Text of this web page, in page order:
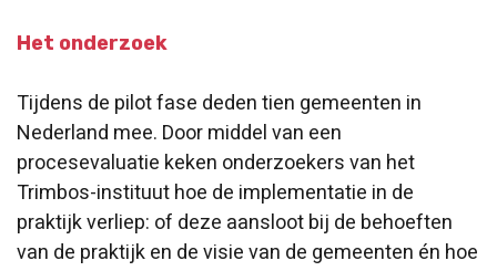
Het onderzoek
Tijdens de pilot fase deden tien gemeenten in
Nederland mee. Door middel van een
procesevaluatie keken onderzoekers van het
Trimbos-instituut hoe de implementatie in de
praktijk verliep: of deze aansloot bij de behoeften
van de praktijk en de visie van de gemeenten én hoe